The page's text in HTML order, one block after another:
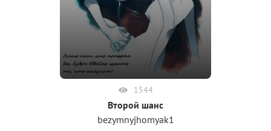
1544
Второй шанс
bezymnyjhomyak1